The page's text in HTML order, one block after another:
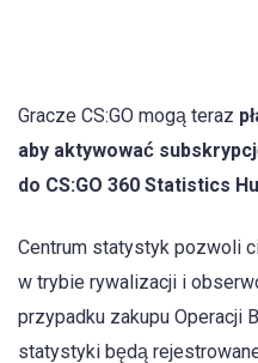
Gracze CS:GO mogą teraz
aby aktywować
do CS:GO 360 Statistics
Centrum statystyk pozwoli
w trybie rywalizacji i
przypadku zakupu Operacji
statystyki będą